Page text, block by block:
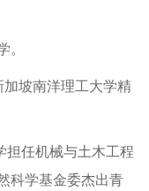
加坡南洋理工大学精
担任机械与土木工程
科学基金委杰出青